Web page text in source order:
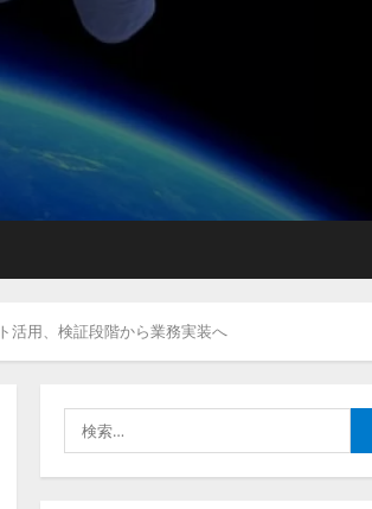
活用、検証段階から業務実装へ
索:
藤原竜也がAIで組
点を見抜く！
View 新テレビCM
新オプション！ AI
グ動画公開 「も
言われる自信があ
年の夏はカブトム
2026/08/06/14:54:31
ェントプラットフ
「QueryPie AIP」
レアラ、『AIはど
務所を推薦するの